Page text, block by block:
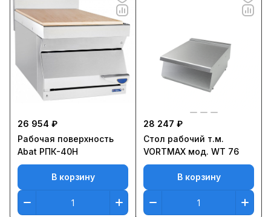
26 954 ₽
Рабочая поверхность
Abat РПК-40Н
В корзину
28 247 ₽
Стол рабочий т.м.
VORTMAX мод. WT 76
В корзину